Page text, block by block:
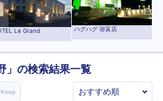
Le Grand ハグハグ 弥富店
」の検索結果一覧
Keep